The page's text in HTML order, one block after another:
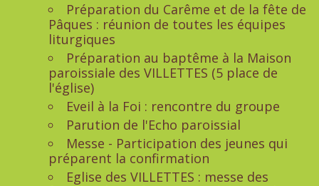
Préparation du Carême et de la fête de
Pâques : réunion de toutes les équipes
liturgiques
Préparation au baptême à la Maison
paroissiale des VILLETTES (5 place de
l'église)
Eveil à la Foi : rencontre du groupe
Parution de l'Echo paroissial
Messe - Participation des jeunes qui
préparent la confirmation
Eglise des VILLETTES : messe des